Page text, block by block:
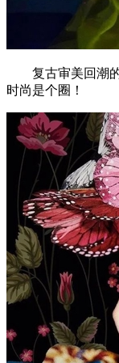
复古审美回潮的
时尚是个圈！